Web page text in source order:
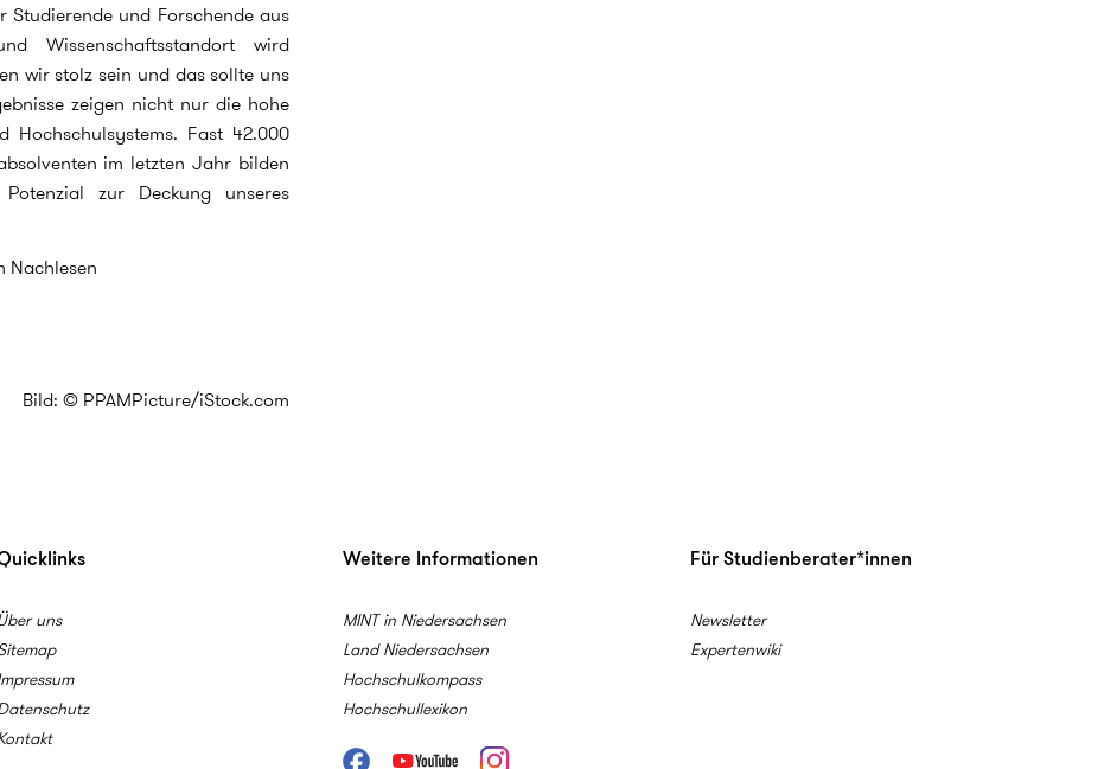
Studierende und Forschende aus
Wissenschaftsstandort wird
wir stolz sein und das sollte uns
zeigen nicht nur die hohe
Hochschulsystems. Fast 42.000
im letzten Jahr bilden
zur Deckung unseres
Nachlesen
Bild: © PPAMPicture/iStock.com
uns
Weitere Informationen
MINT in Niedersachsen
Land Niedersachsen
Hochschulkompass
Hochschullexikon
FacebookYoutube Instagram
Für Studienberater*innen
Newsletter
Expertenwiki